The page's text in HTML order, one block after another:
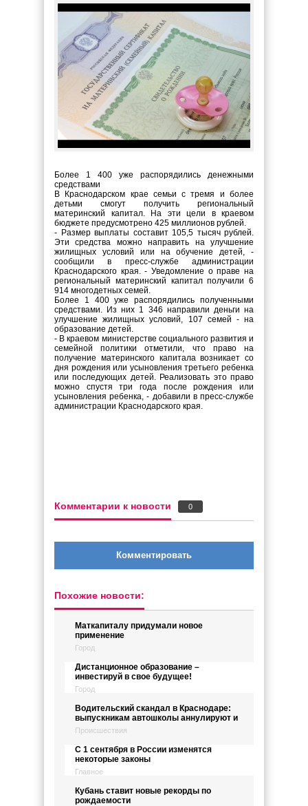
Более 1 400 уже распорядились денежными
средствами
В Краснодарском крае семьи с тремя и более
детьми смогут получить региональный
материнский капитал. На эти цели в краевом
бюджете предусмотрено 425 миллионов рублей.
- Размер выплаты составит 105,5 тысяч рублей.
Эти средства можно направить на улучшение
жилищных условий или на обучение детей, -
сообщили в пресс-службе администрации
Краснодарского края. - Уведомление о праве на
региональный материнский капитал получили 6
914 многодетных семей.
Более 1 400 уже распорядились полученными
средствами. Из них 1 346 направили деньги на
улучшение жилищных условий, 107 семей - на
образование детей.
- В краевом министерстве социального развития и
семейной политики отметили, что право на
получение материнского капитала возникает со
дня рождения или усыновления третьего ребенка
или последующих детей. Реализовать это право
можно спустя три года после рождения или
усыновления ребенка, - добавили в пресс-службе
администрации Краснодарского края.
Комментарии к новости 0
Комментировать
Похожие новости:
Маткапиталу придумали новое
применение
Город
Дистанционное образование –
инвестируй в свое будущее!
Город
Водительский скандал в Краснодаре:
выпускникам автошколы аннулируют и
Происшествия
С 1 сентября в России изменятся
некоторые законы
Главное
Кубань ставит новые рекорды по
рождаемости